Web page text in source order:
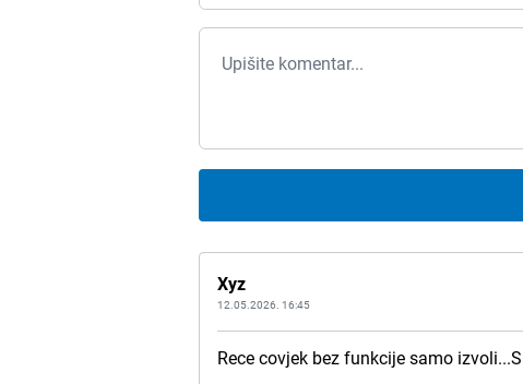
Xyz
12.05.2026. 16:45
Rece covjek bez funkcije samo